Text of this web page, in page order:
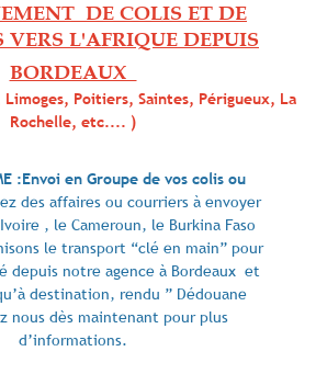
DE COLIS ET DE
VERS L'AFRIQUE DEPUIS
BORDEAUX
Poitiers, Saintes, Périgueux, La
Rochelle, etc.... )
:Envoi en Groupe de vos colis ou
des affaires ou courriers à envoyer
, le Cameroun, le Burkina Faso
le transport “clé en main” pour
depuis notre agence à Bordeaux et
destination, rendu ” Dédouane
nous dès maintenant pour plus
d’informations.